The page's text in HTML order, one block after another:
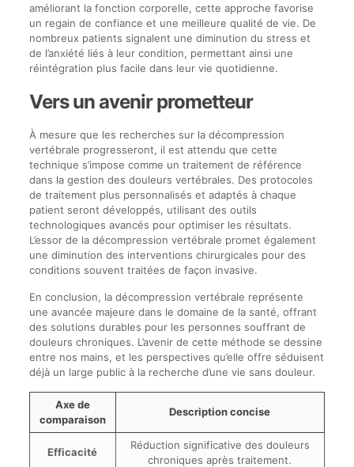
améliorant la fonction corporelle, cette approche favorise
un regain de confiance et une meilleure qualité de vie. De
nombreux patients signalent une diminution du stress et
de l’anxiété liés à leur condition, permettant ainsi une
réintégration plus facile dans leur vie quotidienne.
Vers un avenir prometteur
À mesure que les recherches sur la décompression
vertébrale progresseront, il est attendu que cette
technique s’impose comme un traitement de référence
dans la gestion des douleurs vertébrales. Des protocoles
de traitement plus personnalisés et adaptés à chaque
patient seront développés, utilisant des outils
technologiques avancés pour optimiser les résultats.
L’essor de la décompression vertébrale promet également
une diminution des interventions chirurgicales pour des
conditions souvent traitées de façon invasive.
En conclusion, la décompression vertébrale représente
une avancée majeure dans le domaine de la santé, offrant
des solutions durables pour les personnes souffrant de
douleurs chroniques. L’avenir de cette méthode se dessine
entre nos mains, et les perspectives qu’elle offre séduisent
déjà un large public à la recherche d’une vie sans douleur.
Axe de
comparaison
Description concise
Efficacité
Réduction significative des douleurs
chroniques après traitement.